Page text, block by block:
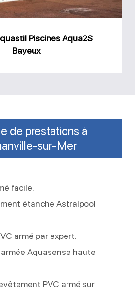
Piscines Aqua2S
Bayeux
de prestations à
sur-Mer
facile.
étanche Astralpool
armé par expert.
Aquasense haute
PVC armé sur